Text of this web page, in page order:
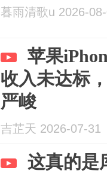
暮雨清歌u 2026-
苹果
收入未达标
严峻
吉芷天 2026-07-31
这真的是